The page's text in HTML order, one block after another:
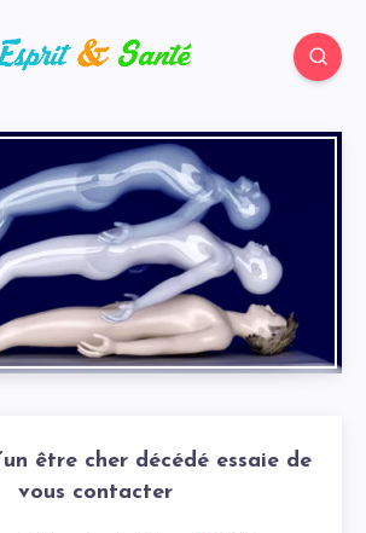
être cher décédé essaie de
vous contacter